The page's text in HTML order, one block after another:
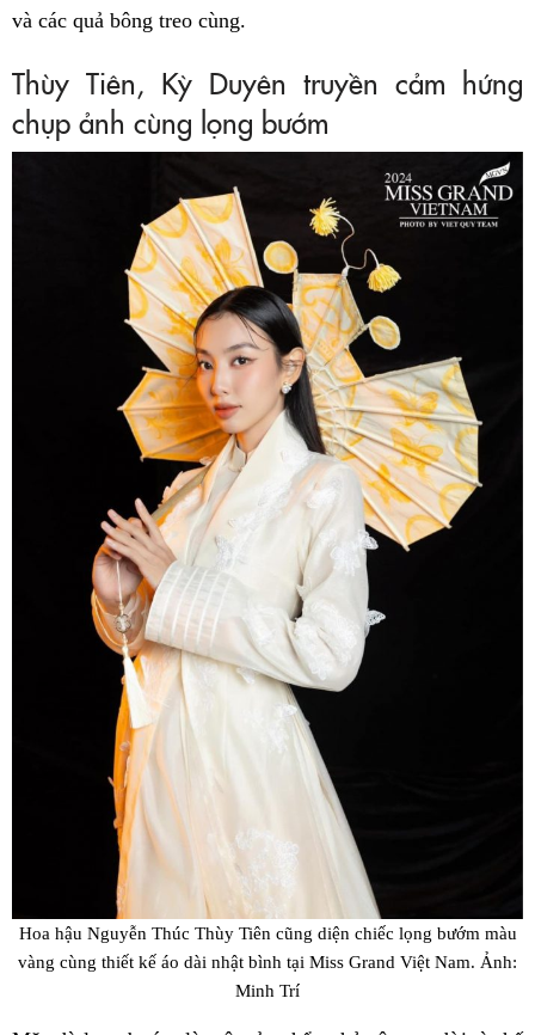
và các quả bông treo cùng.
Thùy Tiên, Kỳ Duyên truyền cảm hứng
chụp ảnh cùng lọng bướm
Hoa hậu Nguyễn Thúc Thùy Tiên cũng diện chiếc lọng bướm màu
vàng cùng thiết kế áo dài nhật bình tại Miss Grand Việt Nam. Ảnh:
Minh Trí